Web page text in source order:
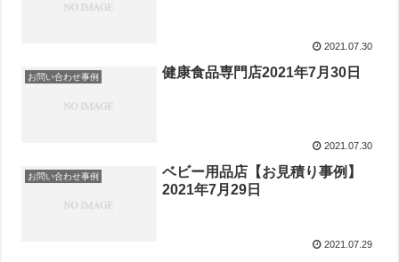
2021.07.30
お問い合わせ事例 健康食品専門店2021年7月30日
2021.07.30
お問い合わせ事例
ベビー用品店【お見積り事例】
2021年7月29日
2021.07.29